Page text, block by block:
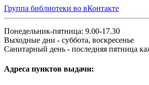
Группа библиотеки во вКонтакте
Понедельник-пятница: 9.00-17.30
Выходные дни - суббота, воскресенье
Санитарный день - последняя пятница
Адреса пунктов выдачи: